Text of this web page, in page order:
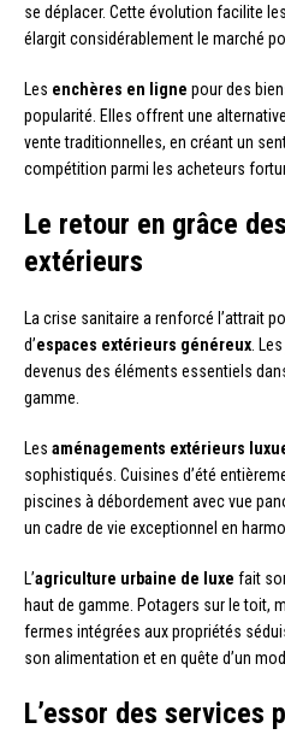
se déplacer. Cette évolution facilite
élargit considérablement le marché
Les enchères en ligne pour des
popularité. Elles offrent une
vente traditionnelles, en créant un
compétition parmi les acheteurs
Le retour en grâce
extérieurs
La crise sanitaire a renforcé l’attrait
d’espaces extérieurs généreux .
devenus des éléments essentiels
gamme.
Les aménagements extérieurs
sophistiqués. Cuisines d’été
piscines à débordement avec vue
un cadre de vie exceptionnel en
L’agriculture urbaine de luxe fait
haut de gamme. Potagers sur le toit,
fermes intégrées aux propriétés
son alimentation et en quête d’un
L’essor des services